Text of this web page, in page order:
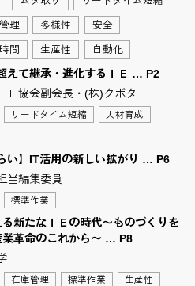
理 多様性 安全
間 生産性 自動化
えて継承・進化するＩＥ … P2
Ｅ協会副会長・(株)クボタ
リードタイム短縮 人材育成
い】IT活用の新しい拡がり … P6
当編集委員
標準作業
る新たなＩＥの時代〜ものづくりを
業⾰命のこれから〜 … P8
在庫管理 標準作業 生産性